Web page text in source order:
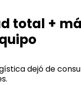
total +
dejó de